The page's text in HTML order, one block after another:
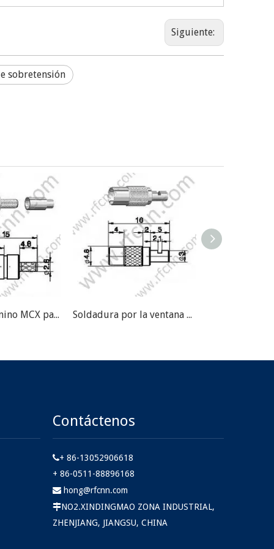
Siguiente:
sobretensión
Crimazo femenino MCX para RG178 RF Conector Soldadura por la ventana de Crimp femenina MCX para RG178 RF Conector
Contáctenos
+ 86-13052906618
+ 86-0511-88896168
 hong@rfcnn.com
NO2.XINDINGMAO ZONA INDUSTRIAL,
ZHENJIANG, JIANGSU, CHINA